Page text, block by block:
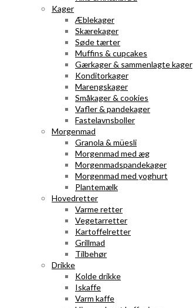
Kager
Æblekager
Skærekager
Søde tærter
Muffins & cupcakes
Gærkager & sammenlagte kager
Konditorkager
Marengskager
Småkager & cookies
Vafler & pandekager
Fastelavnsboller
Morgenmad
Granola & müesli
Morgenmad med æg
Morgenmadspandekager
Morgenmad med yoghurt
Plantemælk
Hovedretter
Varme retter
Vegetarretter
Kartoffelretter
Grillmad
Tilbehør
Drikke
Kolde drikke
Iskaffe
Varm kaffe